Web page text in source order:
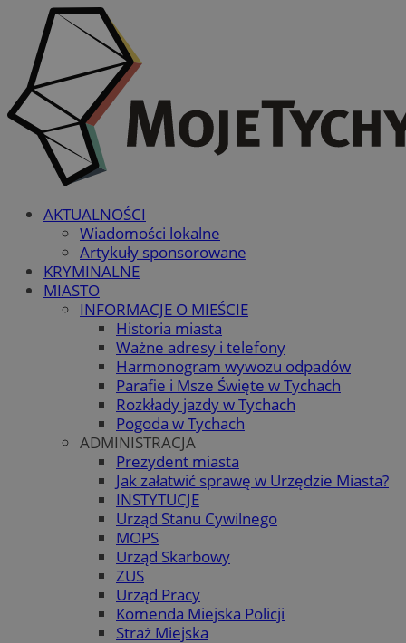
AKTUALNOŚCI
Wiadomości lokalne
Artykuły sponsorowane
KRYMINALNE
MIASTO
INFORMACJE O MIEŚCIE
Historia miasta
Ważne adresy i telefony
Harmonogram wywozu odpadów
Parafie i Msze Święte w Tychach
Rozkłady jazdy w Tychach
Pogoda w Tychach
ADMINISTRACJA
Prezydent miasta
Jak załatwić sprawę w Urzędzie Miasta?
INSTYTUCJE
Urząd Stanu Cywilnego
MOPS
Urząd Skarbowy
ZUS
Urząd Pracy
Komenda Miejska Policji
Straż Miejska